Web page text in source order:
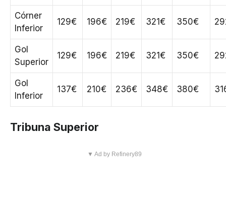
Córner
Inferior
129€ 196€ 219€ 321€ 350€
Gol
Superior
129€ 196€ 219€ 321€ 350€
Gol
Inferior
137€ 210€ 236€ 348€ 380€
Tribuna Superior
▼ Ad by Refinery89